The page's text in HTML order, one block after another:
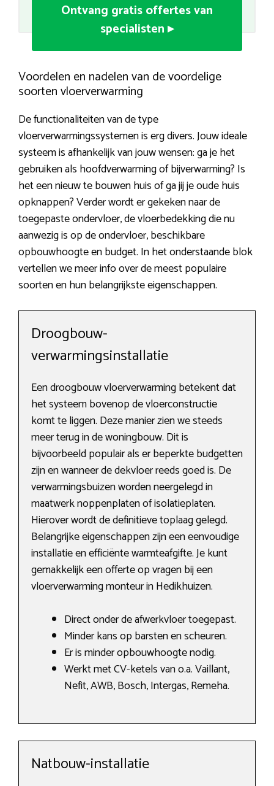
Ontvang gratis offertes van
specialisten ▸
Voordelen en nadelen van de voordelige
soorten vloerverwarming
De functionaliteiten van de type
vloerverwarmingssystemen is erg divers. Jouw ideale
systeem is afhankelijk van jouw wensen: ga je het
gebruiken als hoofdverwarming of bijverwarming? Is
het een nieuw te bouwen huis of ga jij je oude huis
opknappen? Verder wordt er gekeken naar de
toegepaste ondervloer, de vloerbedekking die nu
aanwezig is op de ondervloer, beschikbare
opbouwhoogte en budget. In het onderstaande blok
vertellen we meer info over de meest populaire
soorten en hun belangrijkste eigenschappen.
Droogbouw-
verwarmingsinstallatie
Een droogbouw vloerverwarming betekent dat
het systeem bovenop de vloerconstructie
komt te liggen. Deze manier zien we steeds
meer terug in de woningbouw. Dit is
bijvoorbeeld populair als er beperkte budgetten
zijn en wanneer de dekvloer reeds goed is. De
verwarmingsbuizen worden neergelegd in
maatwerk noppenplaten of isolatieplaten.
Hierover wordt de definitieve toplaag gelegd.
Belangrijke eigenschappen zijn een eenvoudige
installatie en efficiënte warmteafgifte. Je kunt
gemakkelijk een offerte op vragen bij een
vloerverwarming monteur in Hedikhuizen.
Direct onder de afwerkvloer toegepast.
Minder kans op barsten en scheuren.
Er is minder opbouwhoogte nodig.
Werkt met CV-ketels van o.a. Vaillant,
Nefit, AWB, Bosch, Intergas, Remeha.
Natbouw-installatie